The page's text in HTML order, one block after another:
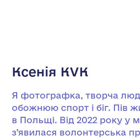
Ксенія KVK
Я фотографка, творча
обожнюю спорт і біг. Пів
в Польщі. Від 2022 року у
з’явилася волонтерська